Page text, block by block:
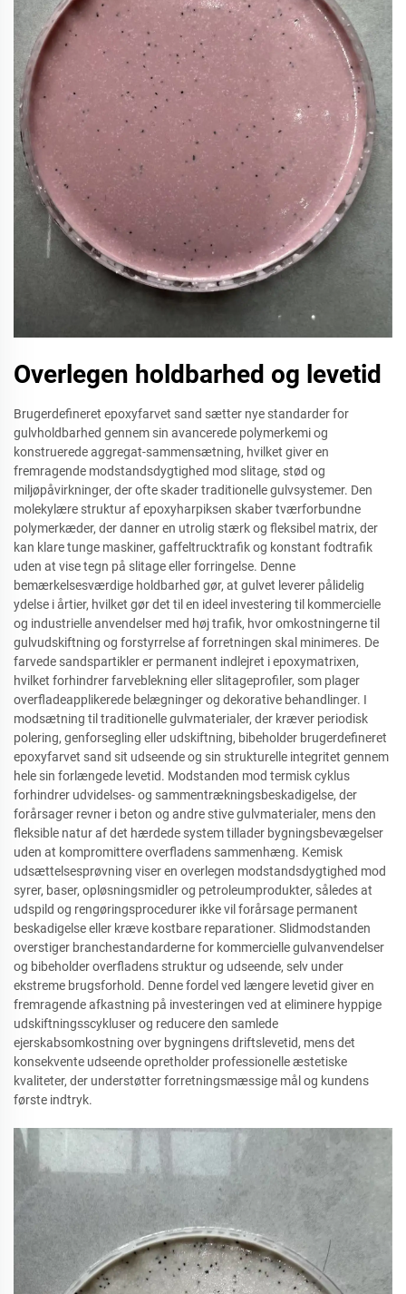
Overlegen holdbarhed og levetid
Brugerdefineret epoxyfarvet sand sætter nye standarder for
gulvholdbarhed gennem sin avancerede polymerkemi og
konstruerede aggregat-sammensætning, hvilket giver en
fremragende modstandsdygtighed mod slitage, stød og
miljøpåvirkninger, der ofte skader traditionelle gulvsystemer. Den
molekylære struktur af epoxyharpiksen skaber tværforbundne
polymerkæder, der danner en utrolig stærk og fleksibel matrix, der
kan klare tunge maskiner, gaffeltrucktrafik og konstant fodtrafik
uden at vise tegn på slitage eller forringelse. Denne
bemærkelsesværdige holdbarhed gør, at gulvet leverer pålidelig
ydelse i årtier, hvilket gør det til en ideel investering til kommercielle
og industrielle anvendelser med høj trafik, hvor omkostningerne til
gulvudskiftning og forstyrrelse af forretningen skal minimeres. De
farvede sandspartikler er permanent indlejret i epoxymatrixen,
hvilket forhindrer farveblekning eller slitageprofiler, som plager
overfladeapplikerede belægninger og dekorative behandlinger. I
modsætning til traditionelle gulvmaterialer, der kræver periodisk
polering, genforsegling eller udskiftning, bibeholder brugerdefineret
epoxyfarvet sand sit udseende og sin strukturelle integritet gennem
hele sin forlængede levetid. Modstanden mod termisk cyklus
forhindrer udvidelses- og sammentrækningsbeskadigelse, der
forårsager revner i beton og andre stive gulvmaterialer, mens den
fleksible natur af det hærdede system tillader bygningsbevægelser
uden at kompromittere overfladens sammenhæng. Kemisk
udsættelsesprøvning viser en overlegen modstandsdygtighed mod
syrer, baser, opløsningsmidler og petroleumprodukter, således at
udspild og rengøringsprocedurer ikke vil forårsage permanent
beskadigelse eller kræve kostbare reparationer. Slidmodstanden
overstiger branchestandarderne for kommercielle gulvanvendelser
og bibeholder overfladens struktur og udseende, selv under
ekstreme brugsforhold. Denne fordel ved længere levetid giver en
fremragende afkastning på investeringen ved at eliminere hyppige
udskiftningsscykluser og reducere den samlede
ejerskabsomkostning over bygningens driftslevetid, mens det
konsekvente udseende opretholder professionelle æstetiske
kvaliteter, der understøtter forretningsmæssige mål og kundens
første indtryk.